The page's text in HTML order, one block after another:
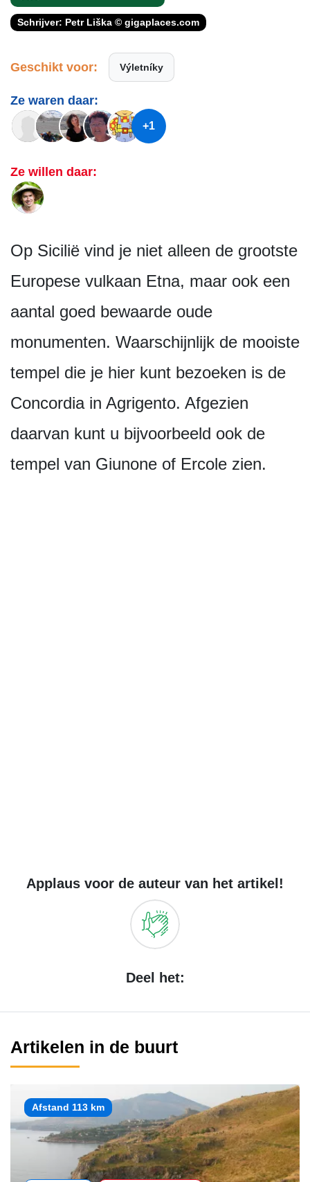
Schrijver: Petr Liška © gigaplaces.com
Geschikt voor: Výletníky
Ze waren daar:
+1
Ze willen daar:
Op Sicilië vind je niet alleen de grootste
Europese vulkaan Etna, maar ook een
aantal goed bewaarde oude
monumenten. Waarschijnlijk de mooiste
tempel die je hier kunt bezoeken is de
Concordia in Agrigento. Afgezien
daarvan kunt u bijvoorbeeld ook de
tempel van Giunone of Ercole zien.
Applaus voor de auteur van het artikel!
Deel het:
Artikelen in de buurt
Afstand 113 km